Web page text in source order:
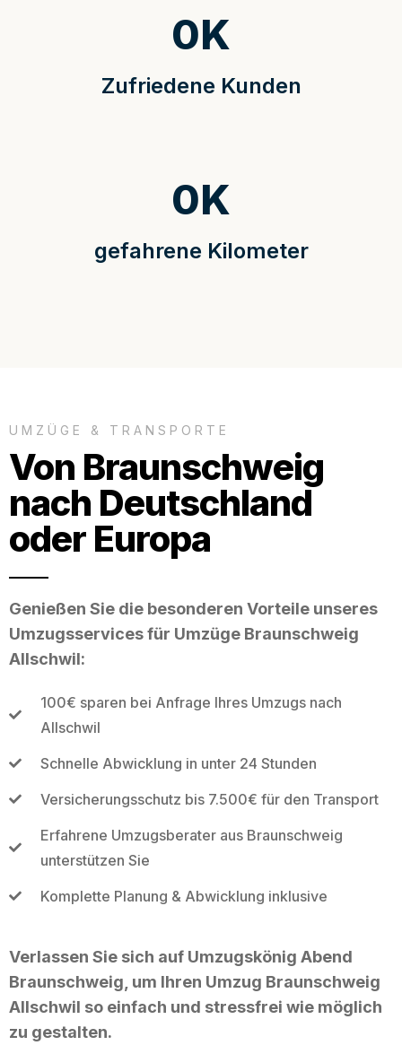
Zufriedene Kunden
0K
gefahrene Kilometer
0K
UMZÜGE & TRANSPORTE
Von Braunschweig
nach Deutschland
oder Europa
Genießen Sie die besonderen Vorteile unseres
Umzugsservices für Umzüge Braunschweig
Allschwil:
100€ sparen bei Anfrage Ihres Umzugs nach
Allschwil
Schnelle Abwicklung in unter 24 Stunden
Versicherungsschutz bis 7.500€ für den Transport
Erfahrene Umzugsberater aus Braunschweig
unterstützen Sie
Komplette Planung & Abwicklung inklusive
Verlassen Sie sich auf Umzugskönig Abend
Braunschweig, um Ihren Umzug Braunschweig
Allschwil so einfach und stressfrei wie möglich
zu gestalten.